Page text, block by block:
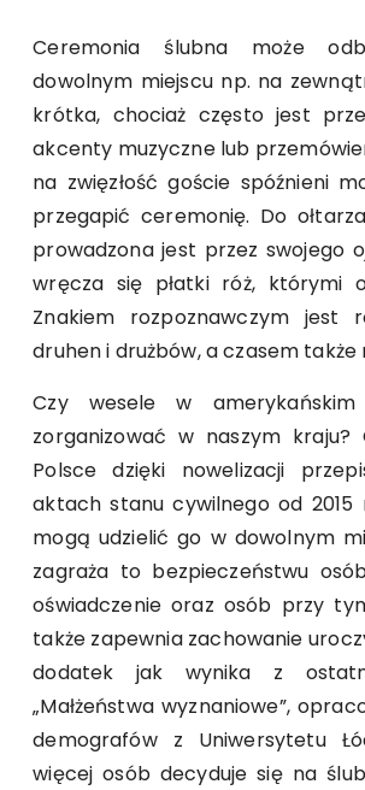
Ceremonia ślubna może
dowolnym miejscu np. na
krótka, chociaż często jest
akcenty muzyczne lub
na zwięzłość goście spóźnieni
przegapić ceremonię. Do
prowadzona jest przez swojego
wręcza się płatki róż, którymi
Znakiem rozpoznawczym jest
druhen i drużbów, a czasem także
Czy wesele w
zorganizować w naszym kraju?
Polsce dzięki nowelizacji
aktach stanu cywilnego od 2015
mogą udzielić go w dowolnym
zagraża to bezpieczeństwu
oświadczenie oraz osób przy
także zapewnia zachowanie
dodatek jak wynika z
„Małżeństwa wyznaniowe”,
demografów z Uniwersytetu
więcej osób decyduje się na